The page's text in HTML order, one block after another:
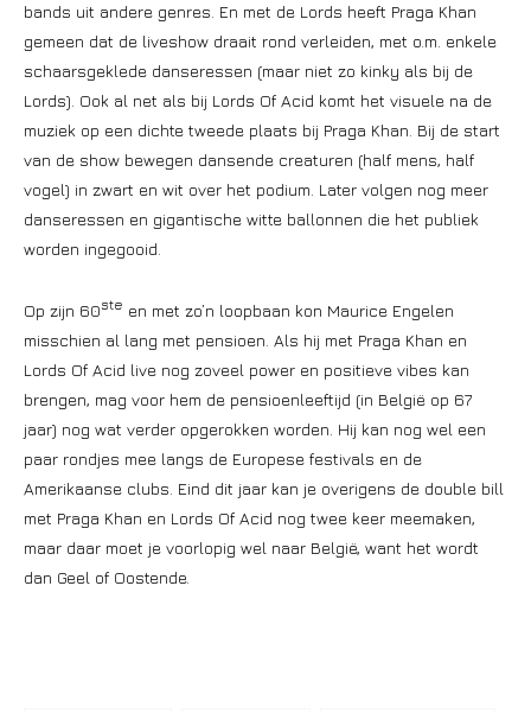
bands uit andere genres. En met de Lords heeft Praga Khan
gemeen dat de liveshow draait rond verleiden, met o.m. enkele
schaarsgeklede danseressen (maar niet zo kinky als bij de
Lords). Ook al net als bij Lords Of Acid komt het visuele na de
muziek op een dichte tweede plaats bij Praga Khan. Bij de start
van de show bewegen dansende creaturen (half mens, half
vogel) in zwart en wit over het podium. Later volgen nog meer
danseressen en gigantische witte ballonnen die het publiek
worden ingegooid.
Op zijn 60ste en met zo’n loopbaan kon Maurice Engelen
misschien al lang met pensioen. Als hij met Praga Khan en
Lords Of Acid live nog zoveel power en positieve vibes kan
brengen, mag voor hem de pensioenleeftijd (in België op 67
jaar) nog wat verder opgerokken worden. Hij kan nog wel een
paar rondjes mee langs de Europese festivals en de
Amerikaanse clubs. Eind dit jaar kan je overigens de double bill
met Praga Khan en Lords Of Acid nog twee keer meemaken,
maar daar moet je voorlopig wel naar België, want het wordt
dan Geel of Oostende.